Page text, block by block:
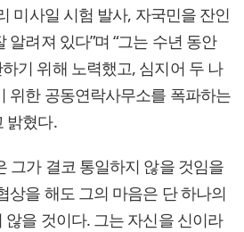
미사일 시험 발사, 자국민을 잔인
알려져 있다”며 “그는 수년 동안
기 위해 노력했고, 심지어 두 나
위한 공동연락사무소를 폭파하는
밝혔다.
그가 결코 통일하지 않을 것임을
상을 해도 그의 마음은 단 하나의
않을 것이다. 그는 자신을 신이라